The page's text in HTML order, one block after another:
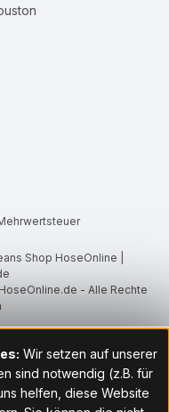
Shop HoseOnline |
- Alle Rechte
Wir setzen auf unserer
sind notwendig (z.B. für
helfen, diese Website